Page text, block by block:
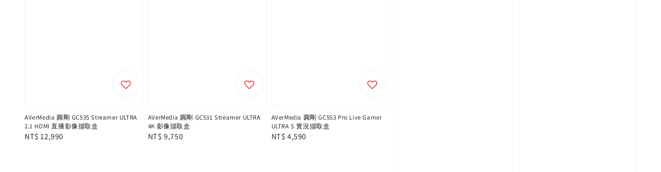
AVerMedia 圓剛 GC535 Streamer ULTRA
2.1 HDMI 直播影像擷取盒
Regular
NT$ 12,990
AVerMedia 圓剛 GC531 Streamer ULTRA
4K 影像擷取盒
Regular
NT$ 9,750
AVerMedia 圓剛 GC553 Pro Live Gamer
ULTRA S 實況擷取盒
Regular
NT$ 4,590